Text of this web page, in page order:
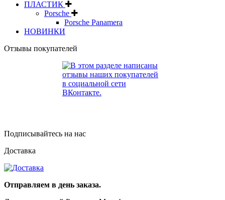
ПЛАСТИК
Porsche
Porsche Panamera
НОВИНКИ
Отзывы покупателей
Подписывайтесь на нас
Доставка
Отправляем в день заказа.